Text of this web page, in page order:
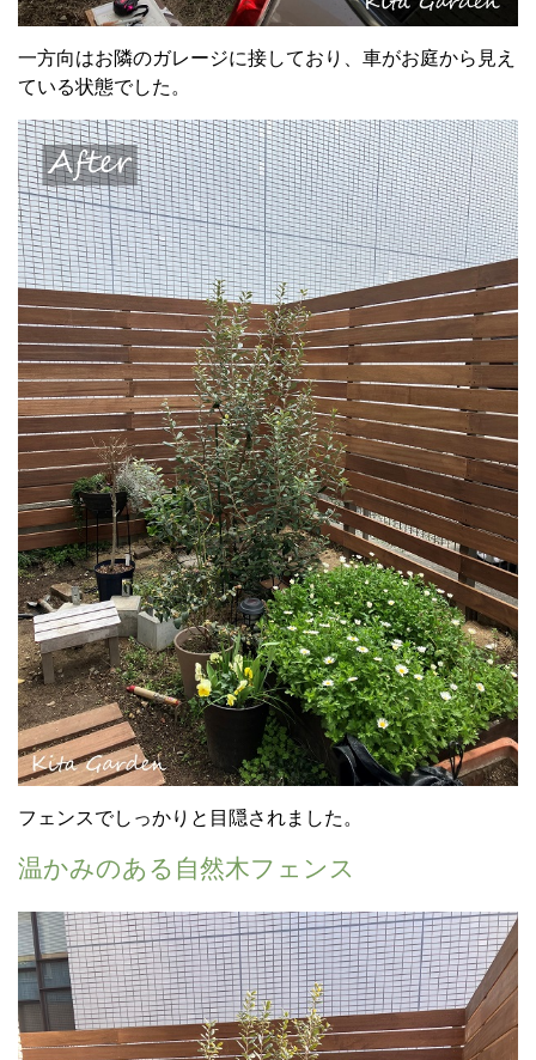
一方向はお隣のガレージに接しており、車がお庭から見え
ている状態でした。
フェンスでしっかりと目隠されました。
温かみのある自然木フェンス